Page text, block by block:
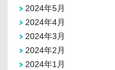
2024年5月
2024年4月
2024年3月
2024年2月
2024年1月